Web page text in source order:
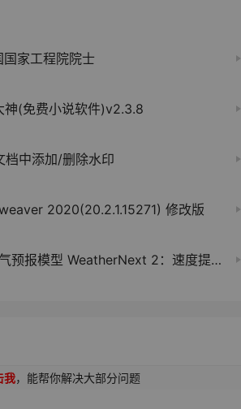
家工程院院士
(免费小说软件)v2.3.8
中添加/删除水印
2020(20.2.1.15271) 修改版
WeatherNext 2：速度提升 8 倍，在 99.9% 变量上超越前代
我，能帮你解决大部分问题